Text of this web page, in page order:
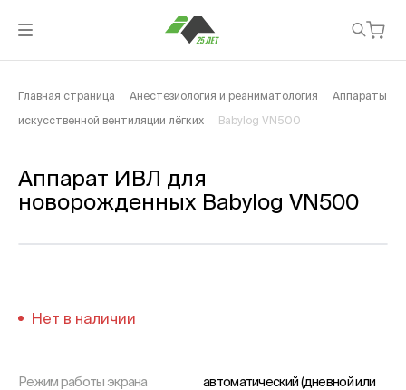
Главная страница Анестезиология и реаниматология Аппараты
искусственной вентиляции лёгких Babylog VN500
Аппарат ИВЛ для
новорожденных Babylog VN500
Нет в наличии
Режим работы экрана
автоматический (дневной или